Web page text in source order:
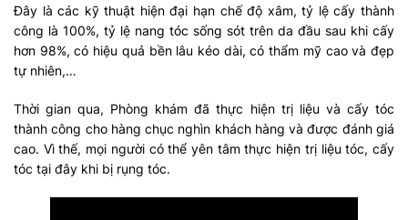
Đây là các kỹ thuật hiện đại hạn chế độ xâm, tỷ lệ cấy thành
công là 100%, tỷ lệ nang tóc sống sót trên da đầu sau khi cấy
hơn 98%, có hiệu quả bền lâu kéo dài, có thẩm mỹ cao và đẹp
tự nhiên,…
Thời gian qua, Phòng khám đã thực hiện trị liệu và cấy tóc
thành công cho hàng chục nghìn khách hàng và được đánh giá
cao. Vì thế, mọi người có thể yên tâm thực hiện trị liệu tóc, cấy
tóc tại đây khi bị rụng tóc.